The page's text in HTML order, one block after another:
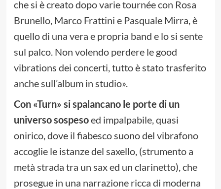
che si è creato dopo varie tournée con Rosa
Brunello, Marco Frattini e Pasquale Mirra, è
quello di una vera e propria band e lo si sente
sul palco. Non volendo perdere le good
vibrations dei concerti, tutto è stato trasferito
anche sull’album in studio».
Con «Turn» si spalancano le porte di un
universo sospesoed impalpabile, quasi
onirico, dove il fiabesco suono del vibrafono
accoglie le istanze del saxello, (strumento a
metà strada tra un sax ed un clarinetto), che
prosegue in una narrazione ricca di moderna